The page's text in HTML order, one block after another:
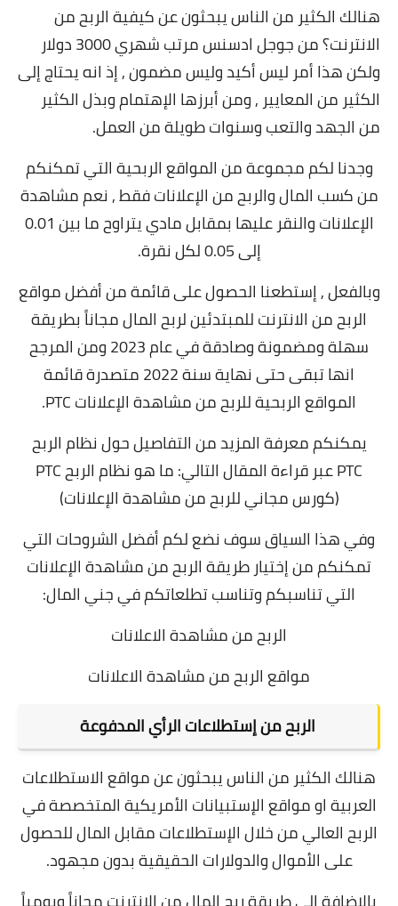
هنالك الكثير من الناس يبحثون عن كيفية الربح من
الانترنت؟ من جوجل ادسنس مرتب شهري 3000 دولار
ولكن هذا أمر ليس أكيد وليس مضمون , إذ انه يحتاج إلى
الكثير من المعايير , ومن أبرزها الإهتمام وبذل الكثير
من الجهد والتعب وسنوات طويلة من العمل.
وجدنا لكم مجموعة من المواقع الربحية التي تمكنكم
من كسب المال والربح من الإعلانات فقط , نعم مشاهدة
الإعلانات والنقر عليها بمقابل مادي يتراوح ما بين 0.01
إلى 0.05 لكل نقرة.
وبالفعل , إستطعنا الحصول على قائمة من أفضل مواقع
الربح من الانترنت للمبتدئين لربح المال مجاناً بطريقة
سهلة ومضمونة وصادقة في عام 2023 ومن المرجح
انها تبقى حتى نهاية سنة 2022 متصدرة قائمة
المواقع الربحية للربح من مشاهدة الإعلانات PTC.
يمكنكم معرفة المزيد من التفاصيل حول نظام الربح
PTC عبر قراءة المقال التالي:
ما هو نظام الربح PTC
(كورس مجاني للربح من مشاهدة الإعلانات)
وفي هذا السياق سوف نضع لكم أفضل الشروحات التي
تمكنكم من إختيار طريقة الربح من مشاهدة الإعلانات
التي تناسبكم وتناسب تطلعاتكم في جني المال:
الربح من مشاهدة الاعلانات
مواقع الربح من مشاهدة الاعلانات
الربح من إستطلاعات الرأي المدفوعة
هنالك الكثير من الناس يبحثون عن مواقع الاستطلاعات
العربية او مواقع الإستبيانات الأمريكية المتخصصة في
الربح العالي من خلال الإستطلاعات مقابل المال للحصول
على الأموال والدولارات الحقيقية بدون مجهود.